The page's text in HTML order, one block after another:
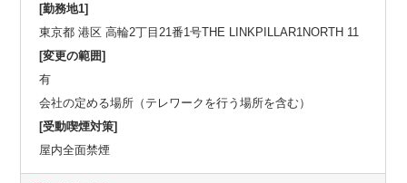
[勤務地1]
東京都 港区 高輪2丁目21番1号THE LINKPILLAR1NORTH 11
[変更の範囲]
有
会社の定める場所（テレワークを行う場所を含む）
[受動喫煙対策]
屋内全面禁煙